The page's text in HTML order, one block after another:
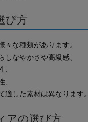
び方
々な種類があります。
しなやかさや高級感、
、
、
適した素材は異なります。
アの選び方